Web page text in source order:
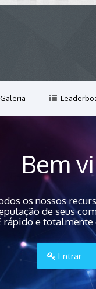
Galeria
Bem
os nossos
de seus
rápido e totalmente
Entrar